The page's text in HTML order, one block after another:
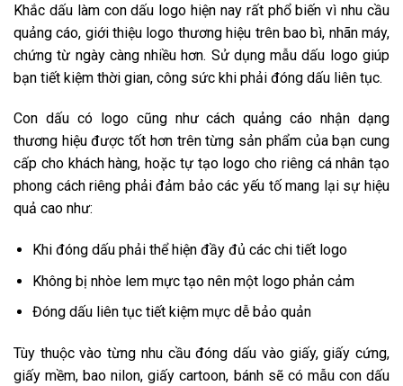
Khắc dấu làm con dấu logo hiện nay rất phổ biến vì nhu cầu
quảng cáo, giới thiệu logo thương hiệu trên bao bì, nhãn máy,
chứng từ ngày càng nhiều hơn. Sử dụng mẫu dấu logo giúp
bạn tiết kiệm thời gian, công sức khi phải đóng dấu liên tục.
Con dấu có logo cũng như cách quảng cáo nhận dạng
thương hiệu được tốt hơn trên từng sản phẩm của bạn cung
cấp cho khách hàng, hoặc tự tạo logo cho riêng cá nhân tạo
phong cách riêng phải đảm bảo các yếu tố mang lại sự hiệu
quả cao như:
Khi đóng dấu phải thể hiện đầy đủ các chi tiết logo
Không bị nhòe lem mực tạo nên một logo phản cảm
Đóng dấu liên tục tiết kiệm mực dễ bảo quản
Tùy thuộc vào từng nhu cầu đóng dấu vào giấy, giấy cứng,
giấy mềm, bao nilon, giấy cartoon, bánh sẽ có mẫu con dấu